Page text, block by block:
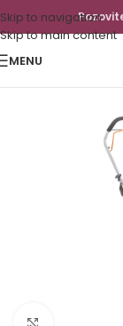
Skip to navigation
Skip to main content
MENU
Click to